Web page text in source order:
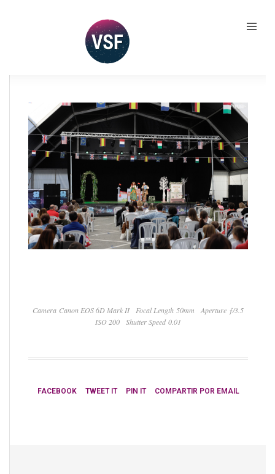
Camera Canon EOS 6D Mark II Focal Length 50mm
Aperture ƒ/3.5
ISO 200
Shutter Speed 0.01
FACEBOOK TWEET IT PIN IT COMPARTIR POR EMAIL